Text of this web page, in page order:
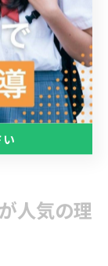
さや保護者と
塾できる環境
習が不可欠で
いやすい」
で、多くの家
人気の理